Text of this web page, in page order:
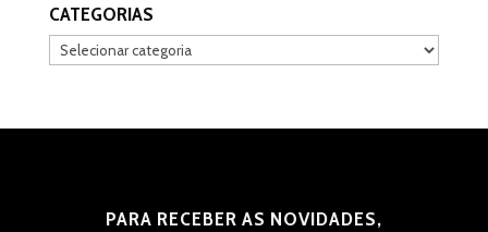
CATEGORIAS
Categorias
PARA RECEBER AS NOVIDADES,